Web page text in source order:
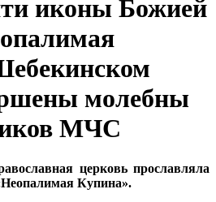
иконы Божией
молебны
МЧС
церковь прославляла
Купина».